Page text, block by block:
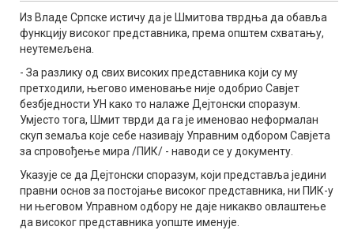
Из Владе Српске истичу да је Шмитова тврдња да обавља
функцију високог представника, према општем схватању,
неутемељена.
- За разлику од свих високих представника који су му
претходили, његово именовање није одобрио Савјет
безбједности УН како то налаже Дејтонски споразум.
Умјесто тога, Шмит тврди да га је именовао неформалан
скуп земаља које себе називају Управним одбором Савјета
за спровођење мира /ПИК/ - наводи се у документу.
Указује се да Дејтонски споразум, који представља једини
правни основ за постојање високог представника, ни ПИК-у
ни његовом Управном одбору не даје никакво овлаштење
да високог представника уопште именује.